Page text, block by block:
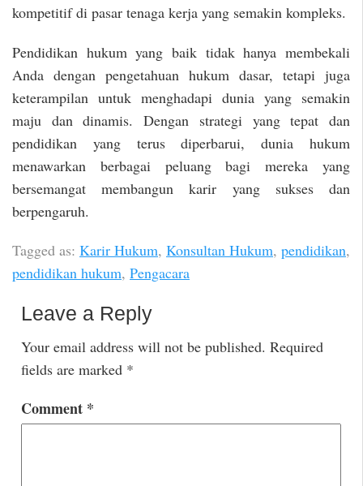
kompetitif di pasar tenaga kerja yang semakin kompleks.
Pendidikan hukum yang baik tidak hanya membekali
Anda dengan pengetahuan hukum dasar, tetapi juga
keterampilan untuk menghadapi dunia yang semakin
maju dan dinamis. Dengan strategi yang tepat dan
pendidikan yang terus diperbarui, dunia hukum
menawarkan berbagai peluang bagi mereka yang
bersemangat membangun karir yang sukses dan
berpengaruh.
Tagged as: Karir Hukum, Konsultan Hukum, pendidikan,
pendidikan hukum, Pengacara
Leave a Reply
Your email address will not be published. Required
fields are marked *
Comment *